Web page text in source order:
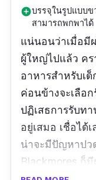
add_circleบรรจุในรูปแบบข
สามารถพกพาได้
แน่นอนว่าเมื่อมี
ผู้ใหญ่ไปแล้ว ค
อาหารสำหรับเด็
ค่อนข้างจะเลือ
ปฏิเสธการรับท
อยู่เสมอ เชื่อไ
น่าจะมีปัญหาปว
Blackmores ก็